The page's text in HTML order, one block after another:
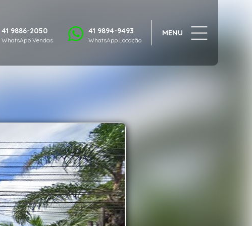
41 9886-2050
WhatsApp Vendas
41 9894-9493
WhatsApp Locação
MENU